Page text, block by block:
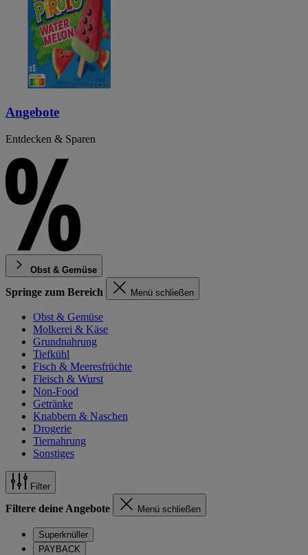
Angebote
Entdecken & Sparen
Obst & Gemüse
Springe zum Bereich Menü schließen
Obst & Gemüse
Molkerei & Käse
Grundnahrung
Tiefkühl
Fisch & Meeresfrüchte
Fleisch & Wurst
Non-Food
Getränke
Knabbern & Naschen
Drogerie
Tiernahrung
Sonstiges
Filter
Filtere deine Angebote Menü schließen
Superknüller
PAYBACK